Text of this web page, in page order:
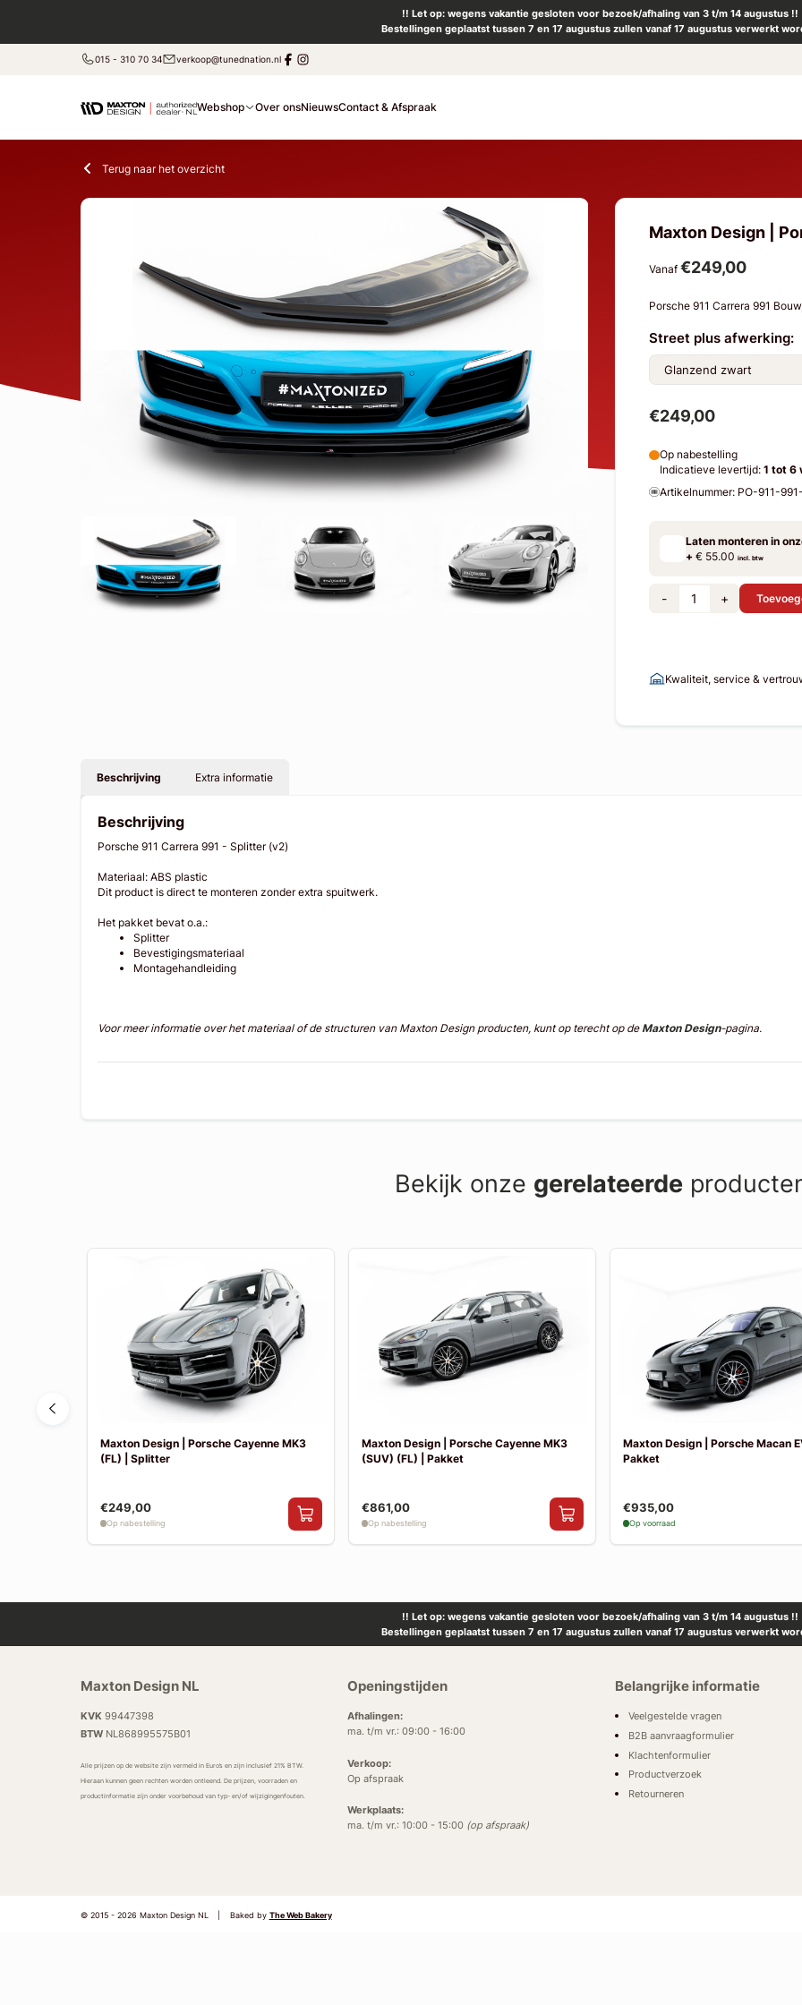
!! Let op: wegens vakantie gesloten voor bezoek/afhaling van 3 t/m 14 augustus !!
Bestellingen geplaatst tussen 7 en 17 augustus zullen vanaf 17 augustus verwerkt
015 - 310 70 34 verkoop@tunednation.nl
Webshop Over onsNieuwsContact & Afspraak
Terug naar het overzicht
Maxton Design |
Vanaf €249,00
Porsche 911 Carrera 991
Street plus afwerking:
€249,00
Op nabestelling
Indicatieve levertijd: 1 tot 6
Artikelnummer: PO-911-
Laten monteren in
+€ 55.00 incl. btw
- +
Kwaliteit, service &
Beschrijving Extra informatie
Beschrijving
Porsche 911 Carrera 991 - Splitter (v2)
Materiaal: ABS plastic
Dit product is direct te monteren zonder extra spuitwerk.
Het pakket bevat o.a.:
Splitter
Bevestigingsmateriaal
Montagehandleiding
Voor meer informatie over het materiaal of de structuren van Maxton Design producten, kunt op terecht op deMaxton Design-pagina.
Bekijk onze gerelateerde
Maxton Design | Porsche Cayenne MK3
(FL) | Splitter
€249,00
Op nabestelling
Maxton Design | Porsche Cayenne MK3
(SUV) (FL) | Pakket
€861,00
Op nabestelling
Maxton Design | Porsche Macan
Pakket
€935,00
Op voorraad
!! Let op: wegens vakantie gesloten voor bezoek/afhaling van 3 t/m 14 augustus !!
Bestellingen geplaatst tussen 7 en 17 augustus zullen vanaf 17 augustus verwerkt
Maxton Design NL
KVK 99447398
BTWNL868995575B01
Alle prijzen op de website zijn vermeld in Euro’s en zijn inclusief 21% BTW.
Hieraan kunnen geen rechten worden ontleend. De prijzen, voorraden en
productinformatie zijn onder voorbehoud van typ- en/of wijzigingenfouten.
Openingstijden
Afhalingen:
ma. t/m vr.: 09:00 - 16:00
Verkoop:
Op afspraak
Werkplaats:
ma. t/m vr.: 10:00 - 15:00 (op afspraak)
Belangrijke informatie
Veelgestelde vragen
B2B aanvraagformulier
Klachtenformulier
Productverzoek
Retourneren
© 2015 - 2026 Maxton Design NL Baked by The Web Bakery